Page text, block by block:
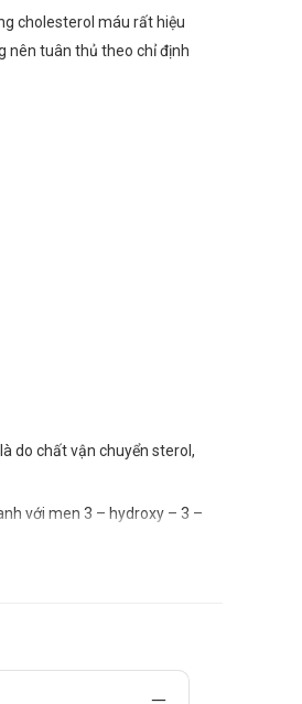
cholesterol máu rất hiệu
nên tuân thủ theo chỉ định
do chất vận chuyển sterol,
với men 3 – hydroxy – 3 –
B (Apo B),
máu nguyên phát (dị